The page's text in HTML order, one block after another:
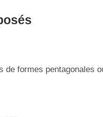
formes pentagonales